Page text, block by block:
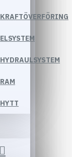
KRAFTÖVERFÖRING
ELSYSTEM
HYDRAULSYSTEM
RAM
HYTT